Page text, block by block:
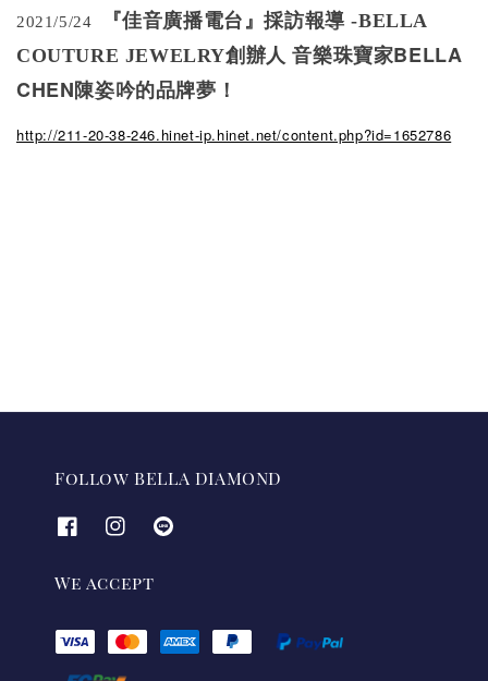
2021/5/24
『佳音廣播電台』採訪報導 -BELLA
COUTURE JEWELRY創辦人 音樂珠寶家BELLA
CHEN陳姿吟的品牌夢！
http://211-20-38-246.hinet-ip.hinet.net/content.php?id=1652786
Follow BELLA DIAMOND
We accept